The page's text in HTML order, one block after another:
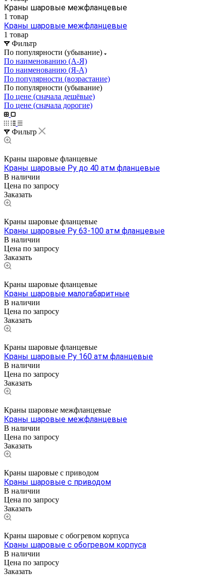
Краны шаровые межфланцевые
1 товар
Краны шаровые межфланцевые
1 товар
Фильтр
По популярности (убывание)
По наименованию (А-Я)
По наименованию (Я-А)
По популярности (возрастание)
По популярности (убывание)
По цене (сначала дешёвые)
По цене (сначала дорогие)
Фильтр
Краны шаровые фланцевые
Краны шаровые Ру до 40 атм фланцевые
В наличии
Цена по запросу
Заказать
Краны шаровые фланцевые
Краны шаровые Ру 63-100 атм фланцевые
В наличии
Цена по запросу
Заказать
Краны шаровые фланцевые
Краны шаровые малогабаритные
В наличии
Цена по запросу
Заказать
Краны шаровые фланцевые
Краны шаровые Ру 160 атм фланцевые
В наличии
Цена по запросу
Заказать
Краны шаровые межфланцевые
Краны шаровые межфланцевые
В наличии
Цена по запросу
Заказать
Краны шаровые с приводом
Краны шаровые с приводом
В наличии
Цена по запросу
Заказать
Краны шаровые с обогревом корпуса
Краны шаровые с обогревом корпуса
В наличии
Цена по запросу
Заказать